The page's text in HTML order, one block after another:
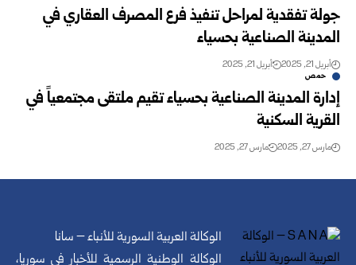
جولة تفقدية لمراحل تنفيذ فرع المصرف العقاري في
المدينة الصناعية بحسياء
أبريل 21, 2025 أبريل 21, 2025
حمص
إدارة المدينة الصناعية بحسياء تقيم ملتقى مجتمعياً في
القرية السكنية
مارس 27, 2025 مارس 27, 2025
الوكالة العربية السورية للأنباء – سانا
الوكالة الوطنية الرسمية للأخبار في سوريا،